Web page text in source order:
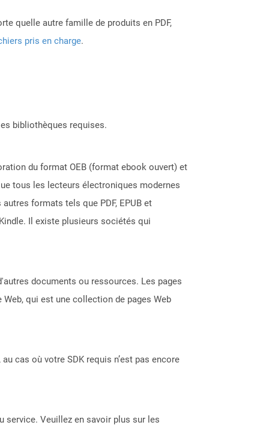
quelle autre famille de produits en PDF,
pris en charge.
bibliothèques requises.
du format OEB (format ebook ouvert) et
tous les lecteurs électroniques modernes
formats tels que PDF, EPUB et
Il existe plusieurs sociétés qui
documents ou ressources. Les pages
qui est une collection de pages Web
cas où votre SDK requis n’est pas encore
service. Veuillez en savoir plus sur les